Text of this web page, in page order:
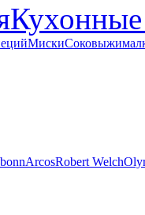
Миски
ArcosRobert Welch